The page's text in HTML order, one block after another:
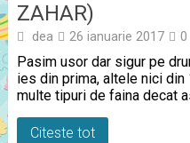
ZAHAR)
dea 26 ianuarie 2017 0
Pasim usor dar sigur pe
ies din prima, altele nici din
multe tipuri de faina decat
Citeste tot